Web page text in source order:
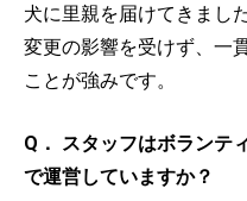
犬に里親を届けてきまし
変更の影響を受けず、一
ことが強みです。
Q． スタッフはボランテ
で運営していますか？